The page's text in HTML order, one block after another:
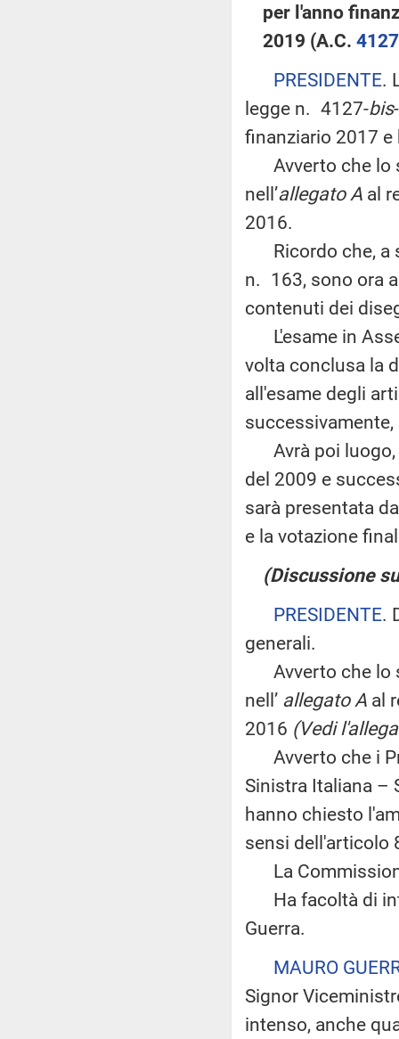
per l'anno
2019 (A.C. 4127
PRESIDENTE.
legge n. 4127-bis
finanziario 2017
Avverto che lo
nell’allegato A al
2016.
Ricordo che, a
n. 163, sono ora
contenuti dei
L'esame in
volta conclusa la
all'esame degli
Avrà poi luogo,
del 2009 e
sarà presentata
e la votazione
(Discussione
PRESIDENTE.
generali.
Avverto che lo
nell’ allegato A al
2016 (Vedi
Avverto che i
Sinistra Italiana –
hanno chiesto
sensi dell'articolo
La
Ha facoltà di
Guerra.
MAURO
Signor
intenso, anche